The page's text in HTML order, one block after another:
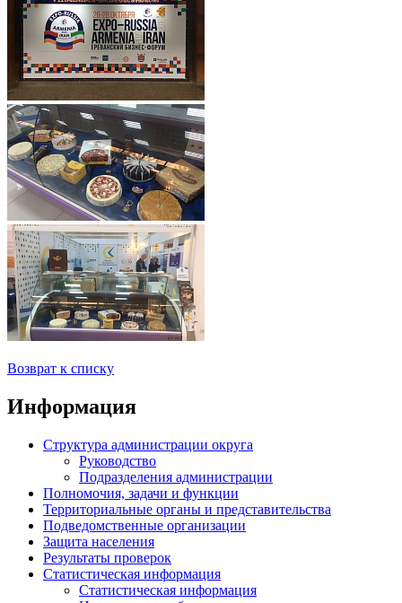
Возврат к списку
Информация
Структура администрации округа
Руководство
Подразделения администрации
Полномочия, задачи и функции
Территориальные органы и представительства
Подведомственные организации
Защита населения
Результаты проверок
Статистическая информация
Статистическая информация